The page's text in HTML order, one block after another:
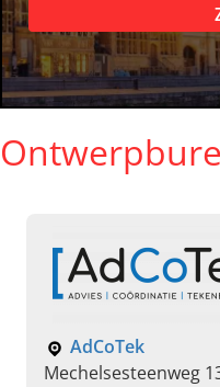
AdCoTek
Mechelsesteenweg